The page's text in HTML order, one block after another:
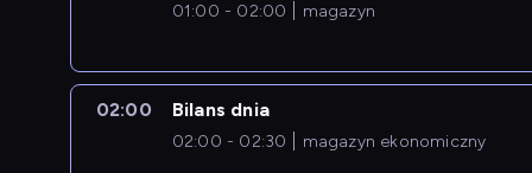
01:00 - 02:00 magazyn
02:00 Bilans dnia
02:00 - 02:30 magazyn ekonomiczny